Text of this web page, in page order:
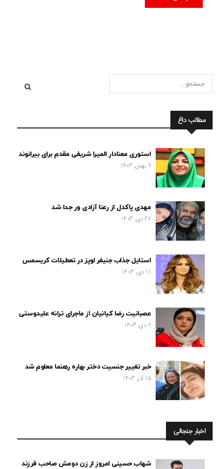
مطالب داغ
استوری معنادار المیرا شریفی مقدم برای بیرانوند
9 بهمن, 1403
مهدی پاکدل از رعنا آزادی ور جدا شد
27 دی, 1403
استایل جذاب جنیفر لوپز در تعطیلات کریسمس
11 دی, 1403
عصبانیت رضا کیانیان از ماجرای ترانه علیدوستی
9 دی, 1403
خبر تغییر جنسیت دختر بهاره رهنما معلوم شد
15 آذر, 1403
اخبار جنجالی
شهاب حسینی امروز از زن دومش صاحب فرزند